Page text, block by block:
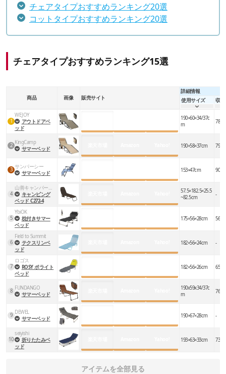
チェアタイプおすすめランキング20選
コットタイプおすすめランキング20選
チェアタイプおすすめランキング15選
商品 画像 販売サイト
詳細情報
使用サイズ
収
1
WEJOY
アウトドアベ
ッド
190×60×34/37c
m
2 KingCamp
サマーベッド
190×58×37cm
3 サンパーシー
サマーベッド
153×47cm
4
キャンピング
ベッド C272-4
57.5×182.5×25.5
~82.5cm
-
5
YbiOK
枕付きサマー
ベッド
175×56×28cm
6
Field to Summit
テクスリンベ
ッド
182×56×24cm -
7
ロゴス
ROSY ポライト
ベッド
182×56×26cm
8 FUNDANGO
サマーベッド
190x59x34/37c
m
9 DEWEL
サマーベッド
190×67×28cm -
10
seiyishi
折りたたみベ
ッド
193×63×33cm
アイテムを全部見る